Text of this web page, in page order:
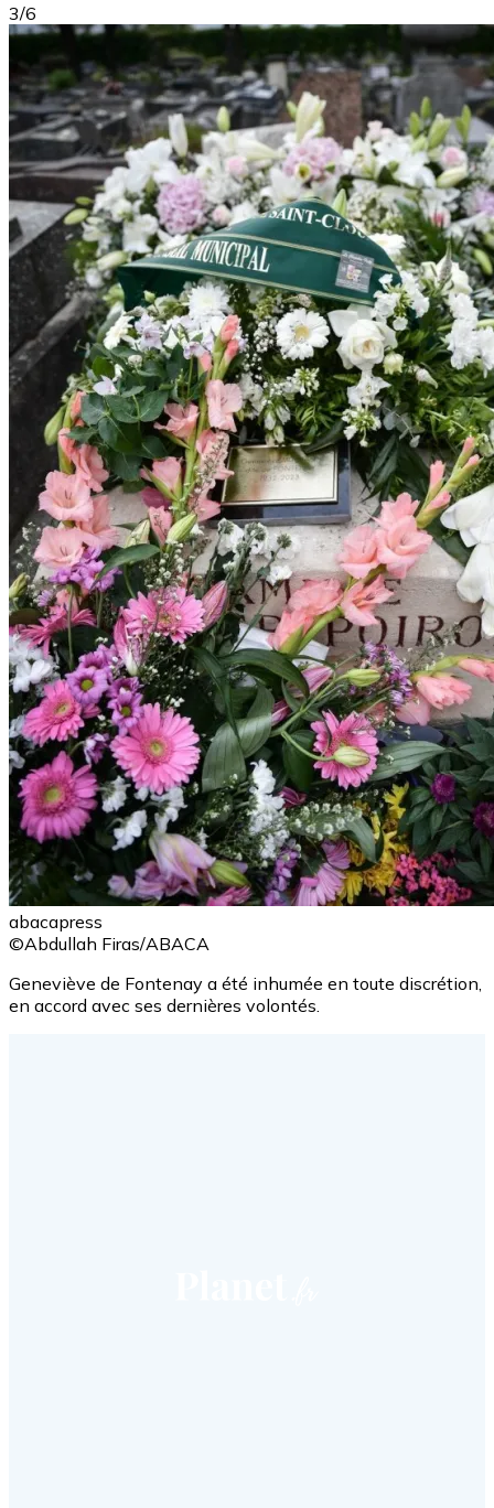
3/6
abacapress
©Abdullah Firas/ABACA
Geneviève de Fontenay a été inhumée en toute discrétion,
en accord avec ses dernières volontés.